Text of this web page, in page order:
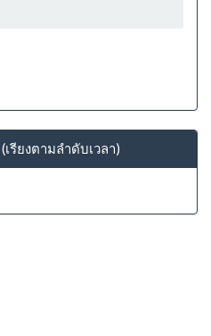
รียงตามลำดับเวลา)